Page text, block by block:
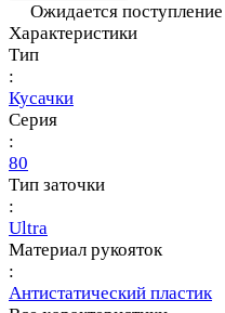
Ожидается поступление
Характеристики
Тип
:
Кусачки
Серия
:
80
Тип заточки
:
Ultra
Материал рукояток
:
Антистатический пластик